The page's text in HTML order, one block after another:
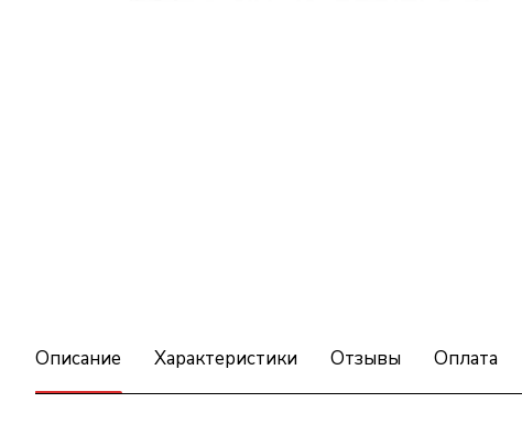
Описание Характеристики Отзывы Оплата